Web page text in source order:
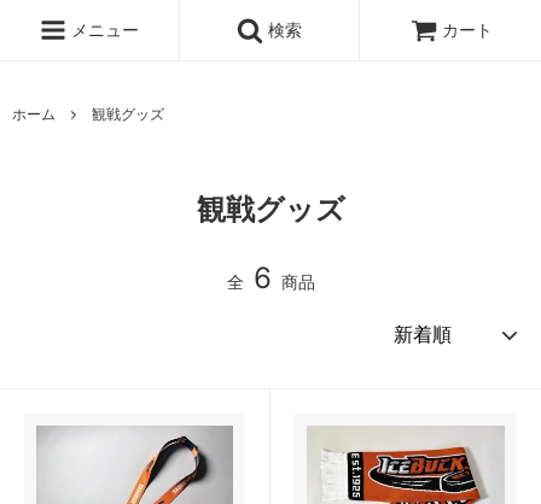
メニュー 検索 カート
ホーム 観戦グッズ
観戦グッズ
全 6 商品